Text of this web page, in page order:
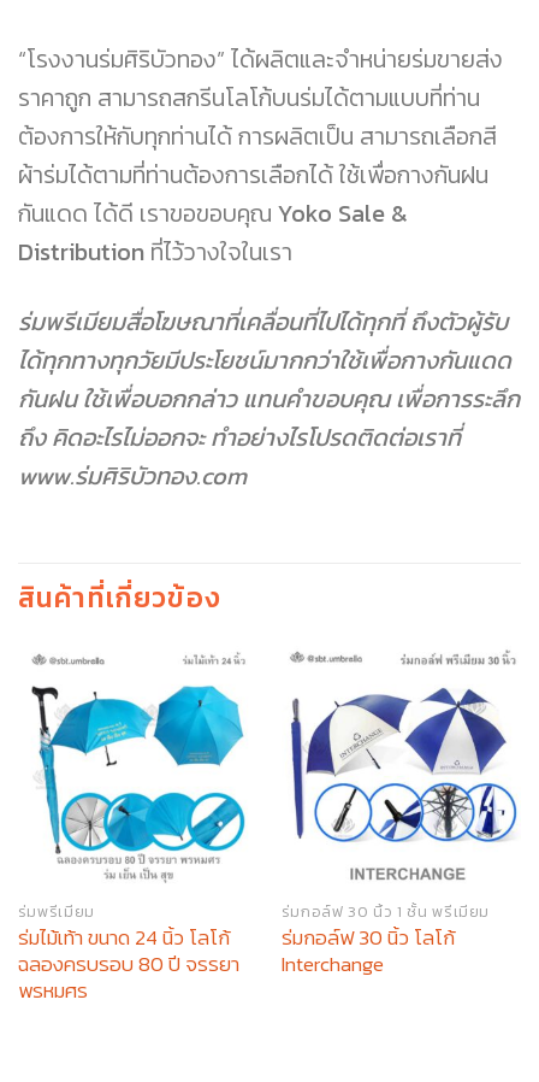
“โรงงานร่มศิริบัวทอง” ได้ผลิตและจำหน่ายร่มขายส่ง
ราคาถูก สามารถสกรีนโลโก้บนร่มได้ตามแบบที่ท่าน
ต้องการให้กับทุกท่านได้ การผลิตเป็น สามารถเลือกสี
ผ้าร่มได้ตามที่ท่านต้องการเลือกได้ ใช้เพื่อกางกันฝน
กันแดด ได้ดี เราขอขอบคุณ Yoko Sale &
Distribution ที่ไว้วางใจในเรา
ร่มพรีเมียมสื่อโฆษณาที่เคลื่อนที่ไปได้ทุกที่ ถึงตัวผู้รับ
ได้ทุกทางทุกวัยมีประโยชน์มากกว่าใช้เพื่อกางกันแดด
กันฝน ใช้เพื่อบอกกล่าว แทนคำขอบคุณ เพื่อการระลึก
ถึง คิดอะไรไม่ออกจะ ทำอย่างไรโปรดติดต่อเราที่
www.ร่มศิริบัวทอง.com
สินค้าที่เกี่ยวข้อง
ร่มพรีเมียม
ร่มไม้เท้า ขนาด 24 นิ้ว โลโก้
ฉลองครบรอบ 80 ปี จรรยา
พรหมศร
ร่มกอล์ฟ 30 นิ้ว 1 ชั้น พรีเมียม
ร่มกอล์ฟ 30 นิ้ว โลโก้
Interchange